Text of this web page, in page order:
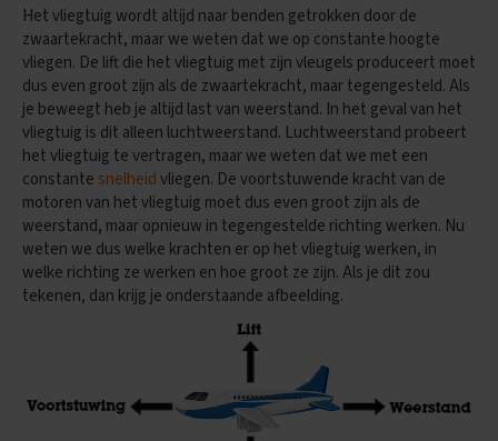
E
x
a
m
e
n
t
p
s
O
x
Het vliegtuig wordt altijd naar benden getrokken door de
zwaartekracht, maar we weten dat we op constante hoogte
vliegen. De lift die het vliegtuig met zijn vleugels produceert moet
dus even groot zijn als de zwaartekracht, maar tegengesteld. Als
je beweegt heb je altijd last van weerstand. In het geval van het
vliegtuig is dit alleen luchtweerstand. Luchtweerstand probeert
het vliegtuig te vertragen, maar we weten dat we met een
constante snelheidvliegen. De voortstuwende kracht van de
motoren van het vliegtuig moet dus even groot zijn als de
weerstand, maar opnieuw in tegengestelde richting werken. Nu
weten we dus welke krachten er op het vliegtuig werken, in
welke richting ze werken en hoe groot ze zijn. Als je dit zou
tekenen, dan krijg je onderstaande afbeelding.